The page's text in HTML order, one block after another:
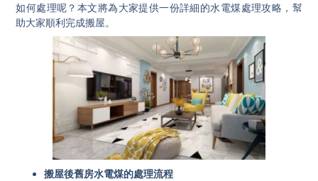
如何處理呢？本文將為大家提供一份詳細的水電煤處理攻略，幫
助大家順利完成搬屋。
搬屋後舊房水電煤的處理流程